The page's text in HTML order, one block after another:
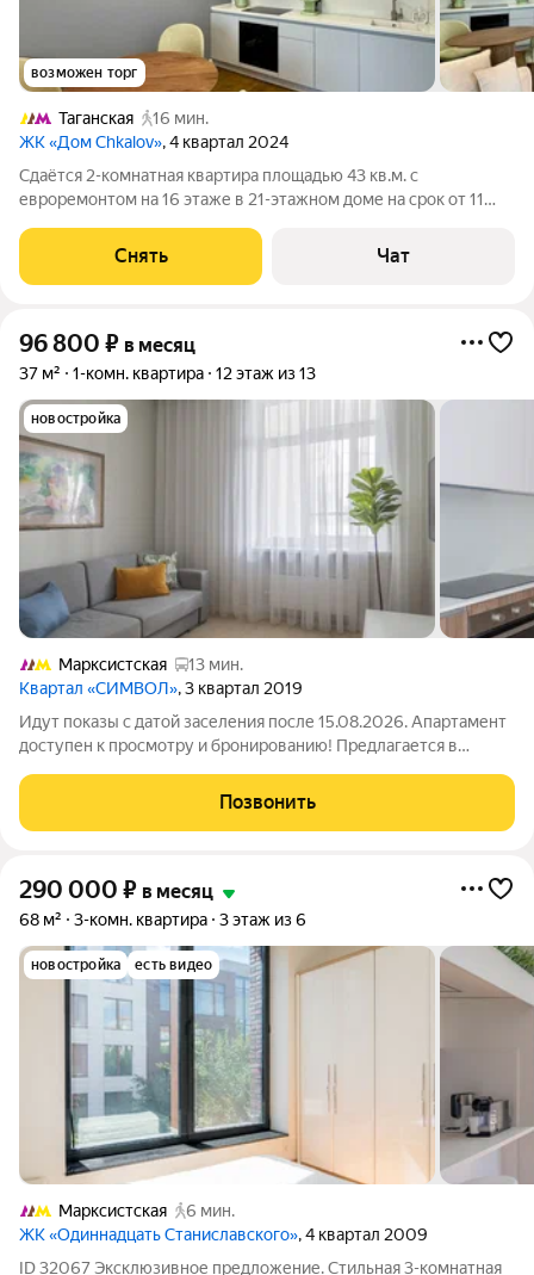
возможен торг
Таганская
16 мин.
ЖК «Дом Chkalov», 4 квартал 2024
Сдаётся 2-комнатная квартира площадью 43 кв.м. с
евроремонтом на 16 этаже в 21-этажном доме на срок от 11
Стиральная машина Холодильник Посудомоечная машина Дом
- монолитный, окна выходят на
Снять Чат
96 800 ₽ в месяц
37 м² 1-комн. квартира 12 этаж из 13
новостройка
Марксистская
13 мин.
Квартал «СИМВОЛ», 3 квартал 2019
Идут показы с датой заселения после 15.08.2026. Апартамент
доступен к просмотру и бронированию! Предлагается в
арендном доме «Символ» от ДОМ.РФ. №144 Доступна
рассрочка оплаты депозита на 3 месяца!
Позвонить
290 000 ₽ в месяц
68 м² 3-комн. квартира 3 этаж из 6
новостройка есть видео
Марксистская
6 мин.
ЖК «Одиннадцать Станиславского», 4 квартал 2009
ID 32067 Эксклюзивное предложение. Стильная 3-комнатная